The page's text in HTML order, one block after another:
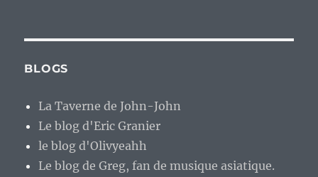
BLOGS
La Taverne de John-John
Le blog d'Eric Granier
le blog d'Olivyeahh
Le blog de Greg, fan de musique asiatique.